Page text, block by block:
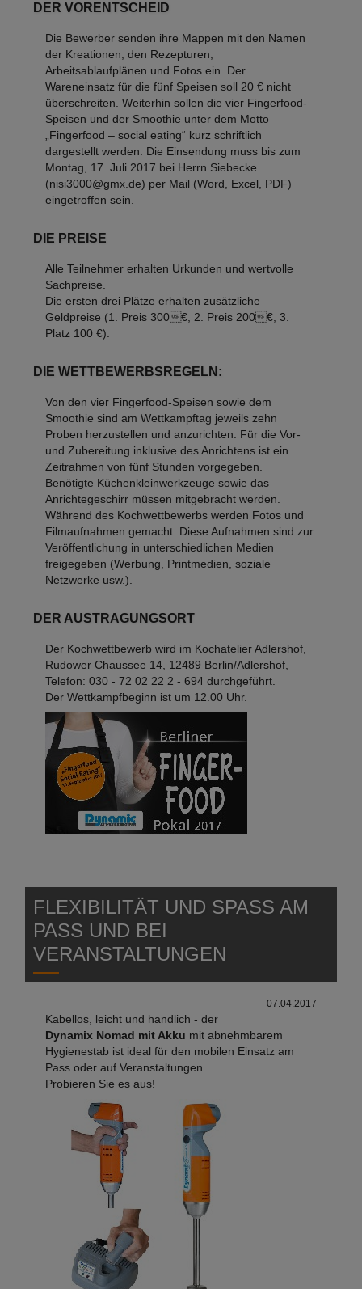
DER VORENTSCHEID
Die Bewerber senden ihre Mappen mit den Namen
der Kreationen, den Rezepturen,
Arbeitsablaufplänen und Fotos ein. Der
Wareneinsatz für die fünf Speisen soll 20 € nicht
überschreiten. Weiterhin sollen die vier Fingerfood-
Speisen und der Smoothie unter dem Motto
„Fingerfood – social eating“ kurz schriftlich
dargestellt werden. Die Einsendung muss bis zum
Montag, 17. Juli 2017 bei Herrn Siebecke
(nisi3000@gmx.de) per Mail (Word, Excel, PDF)
eingetroffen sein.
DIE PREISE
Alle Teilnehmer erhalten Urkunden und wertvolle
Sachpreise.
Die ersten drei Plätze erhalten zusätzliche
Geldpreise (1. Preis 300€, 2. Preis 200€, 3.
Platz 100 €).
DIE WETTBEWERBSREGELN:
Von den vier Fingerfood-Speisen sowie dem
Smoothie sind am Wettkampftag jeweils zehn
Proben herzustellen und anzurichten. Für die Vor-
und Zubereitung inklusive des Anrichtens ist ein
Zeitrahmen von fünf Stunden vorgegeben.
Benötigte Küchenkleinwerkzeuge sowie das
Anrichtegeschirr müssen mitgebracht werden.
Während des Kochwettbewerbs werden Fotos und
Filmaufnahmen gemacht. Diese Aufnahmen sind zur
Veröffentlichung in unterschiedlichen Medien
freigegeben (Werbung, Printmedien, soziale
Netzwerke usw.).
DER AUSTRAGUNGSORT
Der Kochwettbewerb wird im Kochatelier Adlershof,
Rudower Chaussee 14, 12489 Berlin/Adlershof,
Telefon: 030 - 72 02 22 2 - 694 durchgeführt.
Der Wettkampfbeginn ist um 12.00 Uhr.
FLEXIBILITÄT UND SPASS AM P
ASS UND BEI V
ERANSTALTUNGEN
07.04.2017
Kabellos, leicht und handlich - der
Dynamix Nomad mit Akku mit abnehmbarem
Hygienestab ist ideal für den mobilen Einsatz am
Pass oder auf Veranstaltungen.
Probieren Sie es aus!